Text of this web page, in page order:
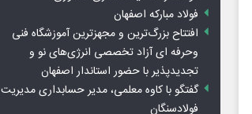
فولاد مبارکه اصفهان
افتتاح بزرگ‌ترین و مجهزترین آموزشگاه فنی
وحرفه ای آزاد تخصصی انرژی‌های نو و
تجدیدپذیر با حضور استاندار اصفهان
گفتگو با کاوه معلمی، مدیر حسابداری مدیریت
فولادسنگان